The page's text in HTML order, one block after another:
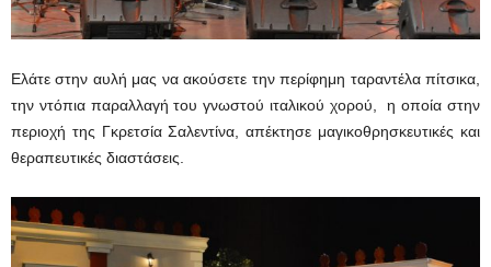
Ελάτε στην αυλή μας να ακούσετε την περίφημη ταραντέλα πίτσικα,
την ντόπια παραλλαγή του γνωστού ιταλικού χορού, η οποία στην
περιοχή της Γκρετσία Σαλεντίνα, απέκτησε μαγικοθρησκευτικές και
θεραπευτικές διαστάσεις.